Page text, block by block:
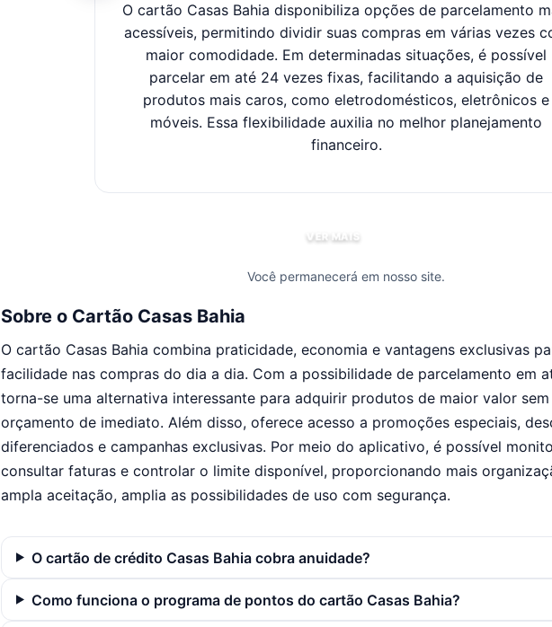
O cartão Casas Bahia disponibiliza opções de parcelamento
acessíveis, permitindo dividir suas compras em várias vezes
maior comodidade. Em determinadas situações, é possível
parcelar em até 24 vezes fixas, facilitando a aquisição de
produtos mais caros, como eletrodomésticos, eletrônicos e
móveis. Essa flexibilidade auxilia no melhor planejamento
financeiro.
VER MAIS
Você permanecerá em nosso site.
Sobre o Cartão Casas Bahia
O cartão Casas Bahia combina praticidade, economia e vantagens exclusivas
facilidade nas compras do dia a dia. Com a possibilidade de parcelamento em
torna-se uma alternativa interessante para adquirir produtos de maior valor
orçamento de imediato. Além disso, oferece acesso a promoções especiais,
diferenciados e campanhas exclusivas. Por meio do aplicativo, é possível
consultar faturas e controlar o limite disponível, proporcionando mais
ampla aceitação, amplia as possibilidades de uso com segurança.
O cartão de crédito Casas Bahia cobra anuidade?
Como funciona o programa de pontos do cartão Casas Bahia?